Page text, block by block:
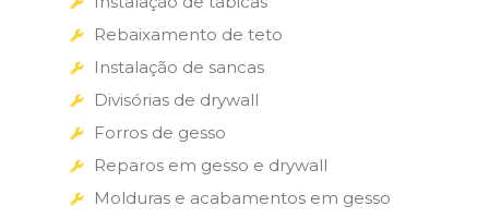
Rebaixamento de teto
Instalação de sancas
Divisórias de drywall
Forros de gesso
Reparos em gesso e drywall
Molduras e acabamentos em gesso